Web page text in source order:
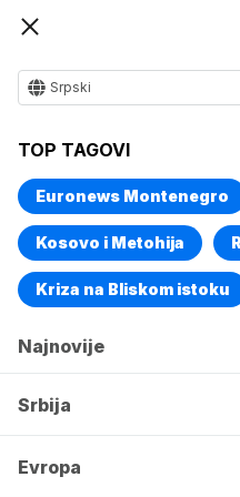
Srpski
TOP TAGOVI
Euronews Montenegro
Kosovo i Metohija
Kriza na Bliskom istoku
Najnovije
Srbija
Evropa
Italijanska
vrednu 3,5